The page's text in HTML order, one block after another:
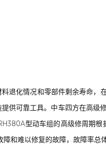
退化情况和零部件剩余寿命，
供可靠工具。中车四方在高级
型动车组的高级修周期根
和难以修复的故障，故障率总